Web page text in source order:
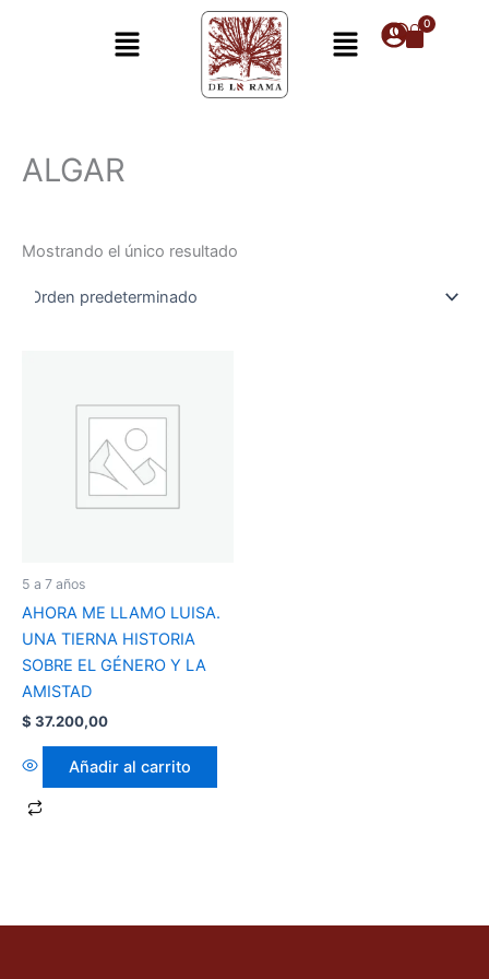
Menú Menú
ALGAR
Mostrando el único resultado
5 a 7 años
AHORA ME LLAMO LUISA.
UNA TIERNA HISTORIA
SOBRE EL GÉNERO Y LA
AMISTAD
$ 37.200,00
Añadir al carrito